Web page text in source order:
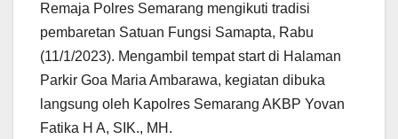
Remaja Polres Semarang mengikuti tradisi
pembaretan Satuan Fungsi Samapta, Rabu
(11/1/2023). Mengambil tempat start di Halaman
Parkir Goa Maria Ambarawa, kegiatan dibuka
langsung oleh Kapolres Semarang AKBP Yovan
Fatika H A, SIK., MH.